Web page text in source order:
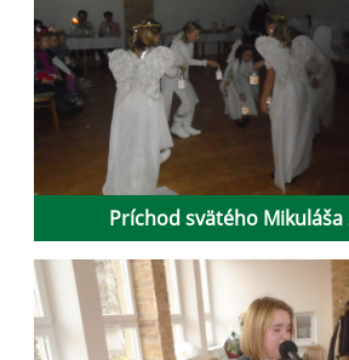
Príchod svätého Mikuláša